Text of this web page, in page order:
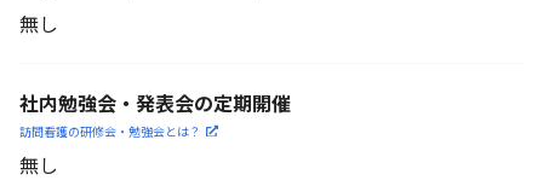
無し
社内勉強会・発表会の定期開催
訪問看護の研修会・勉強会とは？
無し